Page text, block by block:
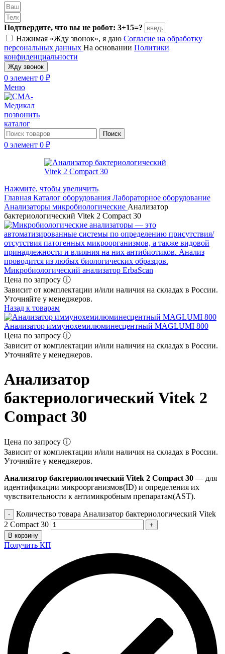
Подтвердите, что вы не робот: 3+15=?
Нажимая «Жду звонок», я даю Согласие на обработку
персональных данных На основании Политики
конфиденциальности
Жду звонок
0 элемент 0 ₽
Меню
позвонить
каталог
Поиск
0 элемент 0 ₽
Нажмите, чтобы увеличить
Главная Каталог оборудования Лабораторное оборудование
Анализаторы микробиологические Анализатор
бактериологический Vitek 2 Compact 30
Микробиологический анализатор ErbaScan
Цена по запросу ⓘ
Зависит от комплектации и/или наличия на складах в России.
Уточняйте у менеджеров.
Назад к товарам
Анализатор иммунохемилюминесцентный MAGLUMI 800
Цена по запросу ⓘ
Зависит от комплектации и/или наличия на складах в России.
Уточняйте у менеджеров.
Анализатор
бактериологический Vitek 2
Compact 30
Цена по запросу ⓘ
Зависит от комплектации и/или наличия на складах в России.
Уточняйте у менеджеров.
Анализатор бактериологический Vitek 2 Compact 30 — для
идентификации микроорганизмов(ID) и определения их
чувствительности к антимикробным препаратам(AST).
Количество товара Анализатор бактериологический Vitek
2 Compact 30
В корзину
Получить КП